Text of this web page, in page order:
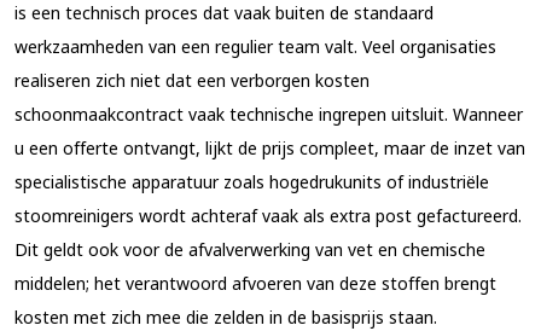
is een technisch proces dat vaak buiten de standaard
werkzaamheden van een regulier team valt. Veel organisaties
realiseren zich niet dat een verborgen kosten
schoonmaakcontract vaak technische ingrepen uitsluit. Wanneer
u een offerte ontvangt, lijkt de prijs compleet, maar de inzet van
specialistische apparatuur zoals hogedrukunits of industriële
stoomreinigers wordt achteraf vaak als extra post gefactureerd.
Dit geldt ook voor de afvalverwerking van vet en chemische
middelen; het verantwoord afvoeren van deze stoffen brengt
kosten met zich mee die zelden in de basisprijs staan.